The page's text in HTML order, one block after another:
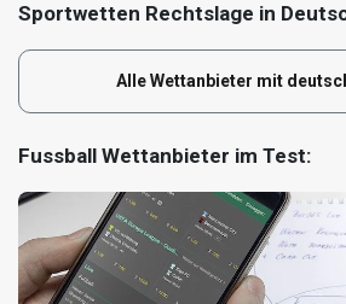
Sportwetten Rechtslage in
Alle Wettanbieter mit
Fussball Wettanbieter im Test: